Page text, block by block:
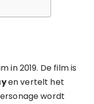
in 2019. De film is
en vertelt het
wordt